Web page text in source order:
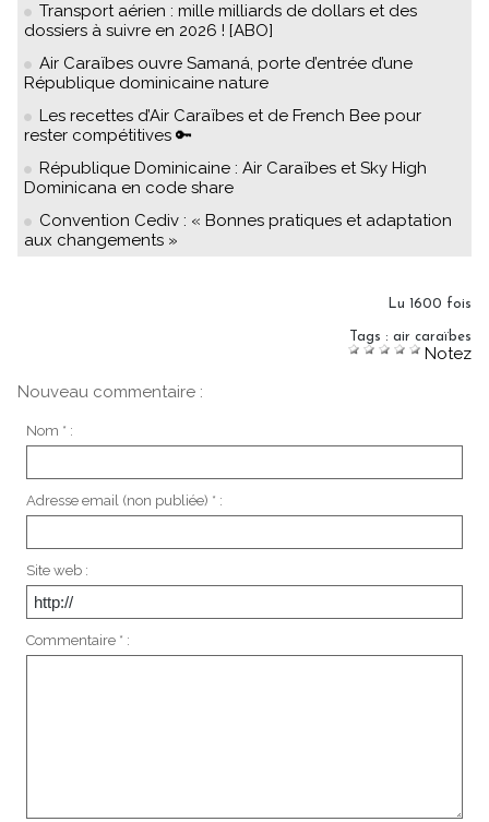
Transport aérien : mille milliards de dollars et des
dossiers à suivre en 2026 ! [ABO]
Air Caraïbes ouvre Samaná, porte d’entrée d’une
République dominicaine nature
Les recettes d’Air Caraïbes et de French Bee pour
rester compétitives 🔑
République Dominicaine : Air Caraïbes et Sky High
Dominicana en code share
Convention Cediv : « Bonnes pratiques et adaptation
aux changements »
Lu 1600 fois
Tags : air caraïbes
Notez
Nouveau commentaire :
Nom * :
Adresse email (non publiée) * :
Site web :
Commentaire * :